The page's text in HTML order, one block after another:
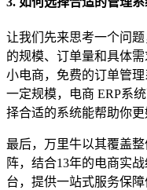
让我们先来思考一个问
的规模、订单量和具体
小电商，免费的订单管
一定规模，电商 ERP系
择合适的系统能帮助你更
最后，万里牛以其覆盖
阵，结合13年的电商实
台，提供一站式服务保